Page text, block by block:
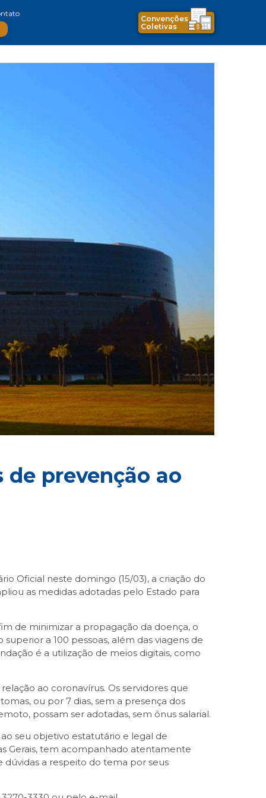
Convenções
Coletivas
prevenção ao
Oficial neste domingo (15/03), a criação do
as medidas adotadas pelo Estado para
de minimizar a propagação da doença, o
a 100 pessoas, além das viagens de
é a utilização de meios digitais, como
ao coronavírus. Os servidores que
ou por 7 dias, sem a presença dos
possam ser adotadas, sem ônus salarial.
seu objetivo estatutário e legal de
Gerais, tem acompanhado atentamente
dúvidas a respeito do tema por seus